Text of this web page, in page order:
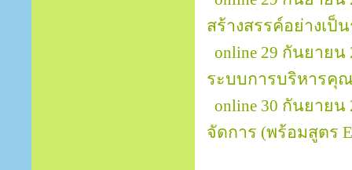
สร้างสรรค์อย่างเป็น
online 29 กันยายน
ระบบการบริหารคุณ
online 30 กันยายน
จัดการ (พร้อมสูตร